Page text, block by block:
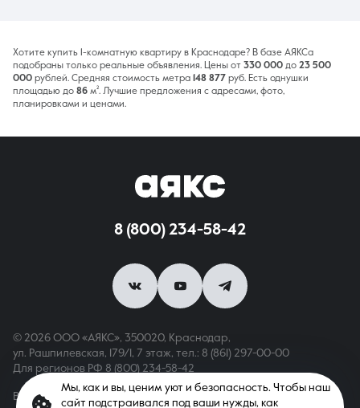
Хотите купить 1-комнатную квартиру в Краснодаре? В базе АЯКСа
подобраны только реальные объявления. Цены от 330 000 до 23 500
000 рублей. Средняя стоимость метра 148 877 руб. Есть однушки
площадью до 86 м². Лучшие предложения с адресами, фото,
планировками и ценами.
8 (800) 234-58-42
© 2026 ООО «АЯКС», 350020, Краснодар,
ул. Рашпилевская, 179/1, 7 этаж, тел.: 8 (861) 297-00-00
Для регионов РФ 8 (800) 234-58-42
Вся информация, опубликованная на сайте, носит только
Мы, как и вы, ценим уют и безопасность. Чтобы наш
сайт подстраивался под ваши нужды, как